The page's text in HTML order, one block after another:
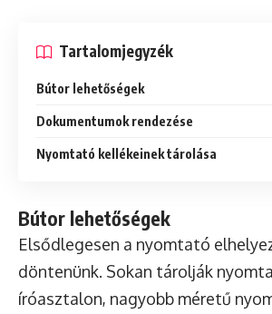
Tartalomjegyzék
Bútor lehetőségek
Dokumentumok rendezése
Nyomtató kellékeinek tárolása
Bútor lehetőségek
Elsődlegesen a nyomtató
döntenünk. Sokan tárolják
íróasztalon, nagyobb méretű